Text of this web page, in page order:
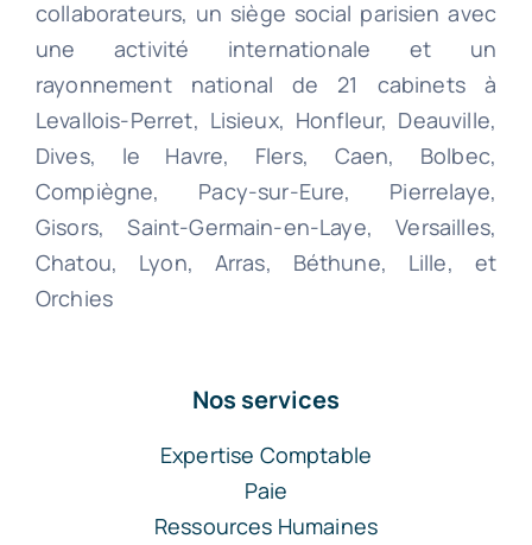
collaborateurs, un siège social parisien avec
une activité internationale et un
rayonnement national de 21 cabinets à
Levallois-Perret, Lisieux, Honfleur, Deauville,
Dives, le Havre, Flers, Caen, Bolbec,
Compiègne, Pacy-sur-Eure, Pierrelaye,
Gisors, Saint-Germain-en-Laye, Versailles,
Chatou, Lyon, Arras, Béthune, Lille, et
Orchies
Nos services
Expertise Comptable
Paie
Ressources Humaines